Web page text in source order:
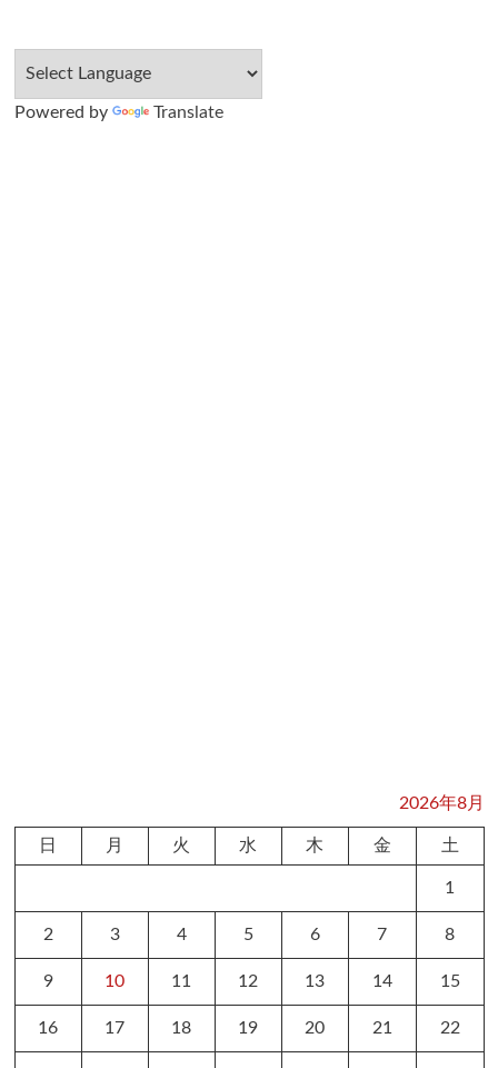
Powered by Translate
2026年8月
日 月 火 水 木 金 土
1
2 3 4 5 6 7 8
9 10 11 12 13 14 15
16 17 18 19 20 21 22